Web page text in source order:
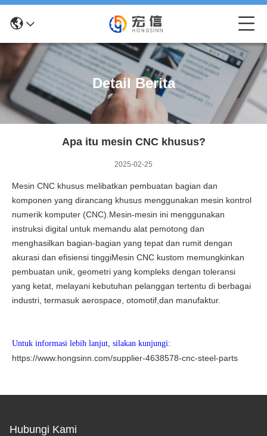
Detail Berita
Apa itu mesin CNC khusus?
2025-02-25
Mesin CNC khusus melibatkan pembuatan bagian dan
komponen yang dirancang khusus menggunakan mesin kontrol
numerik komputer (CNC).Mesin-mesin ini menggunakan
instruksi digital untuk memandu alat pemotong dan
menghasilkan bagian-bagian yang tepat dan rumit dengan
akurasi dan efisiensi tinggiMesin CNC kustom memungkinkan
pembuatan unik, geometri yang kompleks dengan toleransi
yang ketat, melayani kebutuhan pelanggan tertentu di berbagai
industri, termasuk aerospace, otomotif,dan manufaktur.
Untuk informasi lebih lanjut, silakan kunjungi:
https://www.hongsinn.com/supplier-4638578-cnc-steel-parts
Hubungi Kami